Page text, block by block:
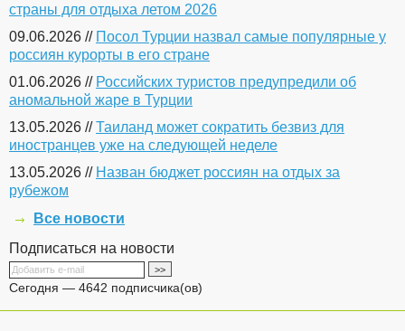
страны для отдыха летом 2026
09.06.2026 // Посол Турции назвал самые популярные у
россиян курорты в его стране
01.06.2026 // Российских туристов предупредили об
аномальной жаре в Турции
13.05.2026 //Таиланд может сократить безвиз для
иностранцев уже на следующей неделе
13.05.2026 // Назван бюджет россиян на отдых за
рубежом
Все новости
Подписаться на новости
Сегодня — 4642 подписчика(ов)